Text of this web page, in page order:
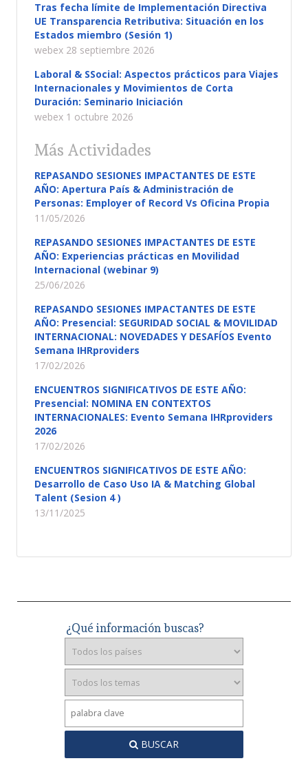
Tras fecha límite de Implementación Directiva
UE Transparencia Retributiva: Situación en los
Estados miembro (Sesión 1)
webex 28 septiembre 2026
Laboral & SSocial: Aspectos prácticos para Viajes
Internacionales y Movimientos de Corta
Duración: Seminario Iniciación
webex 1 octubre 2026
Más Actividades
REPASANDO SESIONES IMPACTANTES DE ESTE
AÑO: Apertura País & Administración de
Personas: Employer of Record Vs Oficina Propia
11/05/2026
REPASANDO SESIONES IMPACTANTES DE ESTE
AÑO: Experiencias prácticas en Movilidad
Internacional (webinar 9)
25/06/2026
REPASANDO SESIONES IMPACTANTES DE ESTE
AÑO: Presencial: SEGURIDAD SOCIAL & MOVILIDAD
INTERNACIONAL: NOVEDADES Y DESAFÍOS Evento
Semana IHRproviders
17/02/2026
ENCUENTROS SIGNIFICATIVOS DE ESTE AÑO:
Presencial: NOMINA EN CONTEXTOS
INTERNACIONALES: Evento Semana IHRproviders
2026
17/02/2026
ENCUENTROS SIGNIFICATIVOS DE ESTE AÑO:
Desarrollo de Caso Uso IA & Matching Global
Talent (Sesion 4 )
13/11/2025
¿Qué información buscas?
BUSCAR